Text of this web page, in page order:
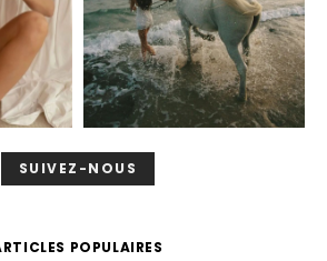
SUIVEZ-NOUS
POPULAIRES